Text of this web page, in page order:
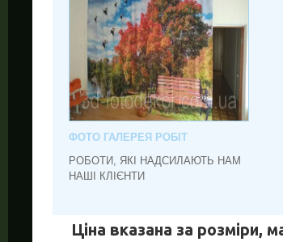
ФОТО ГАЛЕРЕЯ РОБІТ
РОБОТИ, ЯКІ НАДСИЛАЮТЬ НАМ
НАШІ КЛІЄНТИ
Ціна вказана за розміри,